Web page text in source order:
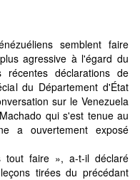
semblent faire
agressive à l'égard du
déclarations de
du Département d'État
sur le Venezuela
qui s'est tenue au
a ouvertement exposé
tout faire », a-t-il déclaré
tirées du précédant